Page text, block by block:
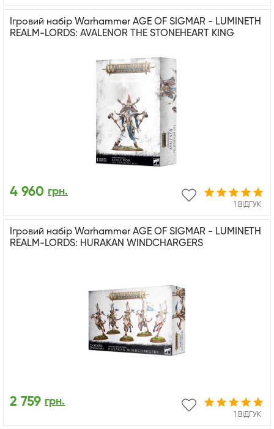
Ігровий набір Warhammer AGE OF SIGMAR - LUMINETH
REALM-LORDS: AVALENOR THE STONEHEART KING
1 ВІДГУК
4 960 грн.
Ігровий набір Warhammer AGE OF SIGMAR - LUMINETH
REALM-LORDS: HURAKAN WINDCHARGERS
1 ВІДГУК
2 759 грн.